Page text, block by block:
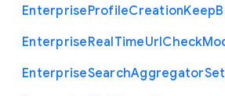
EnterpriseProfileCreationKeep
EnterpriseRealTimeUrlCheck
EnterpriseSearchAggregator